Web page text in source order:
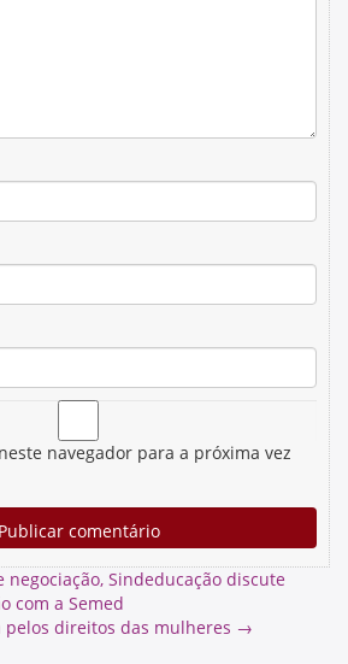
navegador para a próxima vez
negociação, Sindeducação discute
com a Semed
direitos das mulheres →